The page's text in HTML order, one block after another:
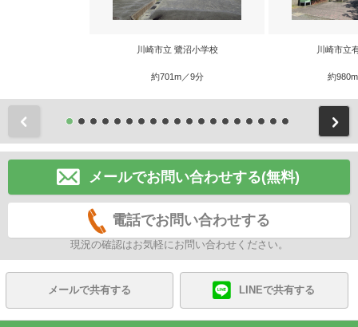
川崎市立 鷺沼小学校
約701m／9分
川崎市立
約
メールでお問い合わせする(無料)
電話でお問い合わせする
現況の確認はお気軽にお問い合わせください。
メールで共有する LINEで共有する